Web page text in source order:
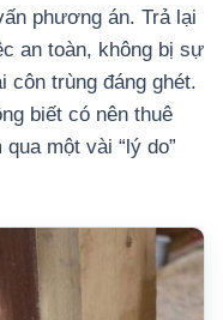
phương án. Trả lại
an toàn, không bị sự
côn trùng đáng ghét.
biết có nên thuê
một vài “lý do”